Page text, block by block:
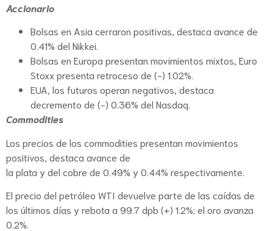
Accionario
Bolsas en Asia cerraron positivas, destaca avance de
0.41% del Nikkei.
Bolsas en Europa presentan movimientos mixtos, Euro
Stoxx presenta retroceso de (-) 1.02%.
EUA, los futuros operan negativos, destaca
decremento de (-) 0.36% del Nasdaq.
Commodities
Los precios de los commodities presentan movimientos
positivos, destaca avance de
la plata y del cobre de 0.49% y 0.44% respectivamente.
El precio del petróleo WTI devuelve parte de las caídas de
los últimos días y rebota a 99.7 dpb (+) 1.2%; el oro avanza
0.2%.